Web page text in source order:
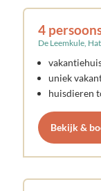
4
De Leemkule,
uniek
huisdieren
Bekijk &